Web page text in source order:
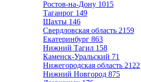
Ростов-на-Дону 1015
Таганрог 149
Шахты 146
Свердловская область 2159
Екатеринбург 863
Нижний Тагил 158
Каменск-Уральский 71
Нижегородская область 2122
Нижний Новгород 875